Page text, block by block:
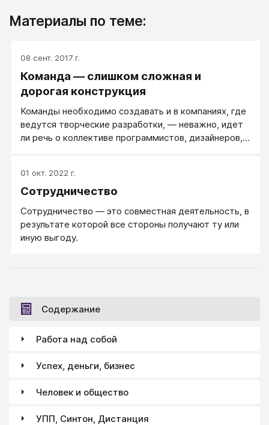
Материалы по теме:
08 сент. 2017 г.
Команда — слишком сложная и
дорогая конструкция
Команды необходимо создавать и в компаниях, где
ведутся творческие разработки, — неважно, идет
ли речь о коллективе программистов, дизайнеров,
быть иная атмосфера. А в остальных случаях без
команды легко обойтись — многие задачи проще
01 окт. 2022 г.
Сотрудничество
Сотрудничество — это совместная деятельность, в
результате которой все стороны получают ту или
иную выгоду.
Содержание
Работа над собой
Успех, деньги, бизнес
Человек и общество
УПП, Синтон, Дистанция